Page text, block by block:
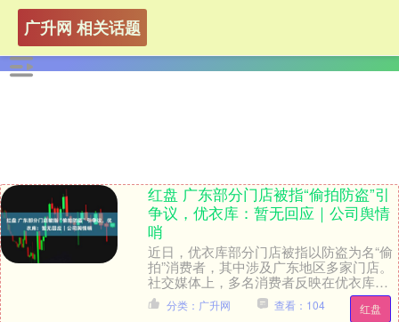
广升网 相关话题
红盘 广东部分门店被指“偷拍防盗”引
争议，优衣库：暂无回应｜公司舆情
哨
近日，优衣库部分门店被指以防盗为名“偷
拍”消费者，其中涉及广东地区多家门店。
社交媒体上，多名消费者反映在优衣库购
物时因“被当小偷”而引发强烈不适，相关话
题持续发....
红盘
分类：广升网 查看：104